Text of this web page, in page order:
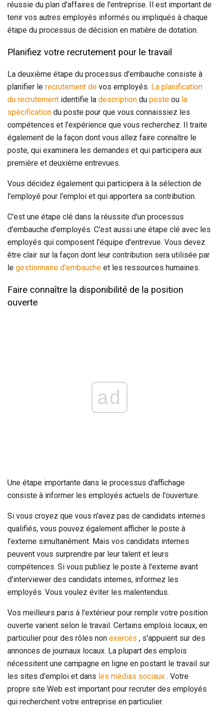
réussie du plan d'affaires de l'entreprise. Il est important de
tenir vos autres employés informés ou impliqués à chaque
étape du processus de décision en matière de dotation.
Planifiez votre recrutement pour le travail
La deuxième étape du processus d'embauche consiste à
planifier le recrutement de vos employés. La planification
du recrutement identifie la description du poste ou la
spécification du poste pour que vous connaissiez les
compétences et l'expérience que vous recherchez. Il traite
également de la façon dont vous allez faire connaître le
poste, qui examinera les demandes et qui participera aux
première et deuxième entrevues.
Vous décidez également qui participera à la sélection de
l'employé pour l'emploi et qui apportera sa contribution.
C'est une étape clé dans la réussite d'un processus
d'embauche d'employés. C'est aussi une étape clé avec les
employés qui composent l'équipe d'entrevue. Vous devez
être clair sur la façon dont leur contribution sera utilisée par
le gestionnaire d'embauche et les ressources humaines.
Faire connaître la disponibilité de la position
ouverte
ad
Une étape importante dans le processus d'affichage
consiste à informer les employés actuels de l'ouverture.
Si vous croyez que vous n'avez pas de candidats internes
qualifiés, vous pouvez également afficher le poste à
l'externe simultanément. Mais vos candidats internes
peuvent vous surprendre par leur talent et leurs
compétences. Si vous publiez le poste à l'externe avant
d'interviewer des candidats internes, informez les
employés. Vous voulez éviter les malentendus.
Vos meilleurs paris à l'extérieur pour remplir votre position
ouverte varient selon le travail. Certains emplois locaux, en
particulier pour des rôles non exercés , s'appuient sur des
annonces de journaux locaux. La plupart des emplois
nécessitent une campagne en ligne en postant le travail sur
les sites d'emploi et dans les médias sociaux . Votre
propre site Web est important pour recruter des employés
qui recherchent votre entreprise en particulier.